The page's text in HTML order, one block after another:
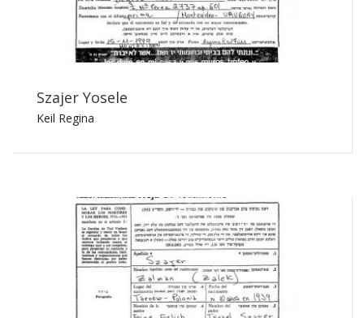
Szajer Yosele
Keil Regina